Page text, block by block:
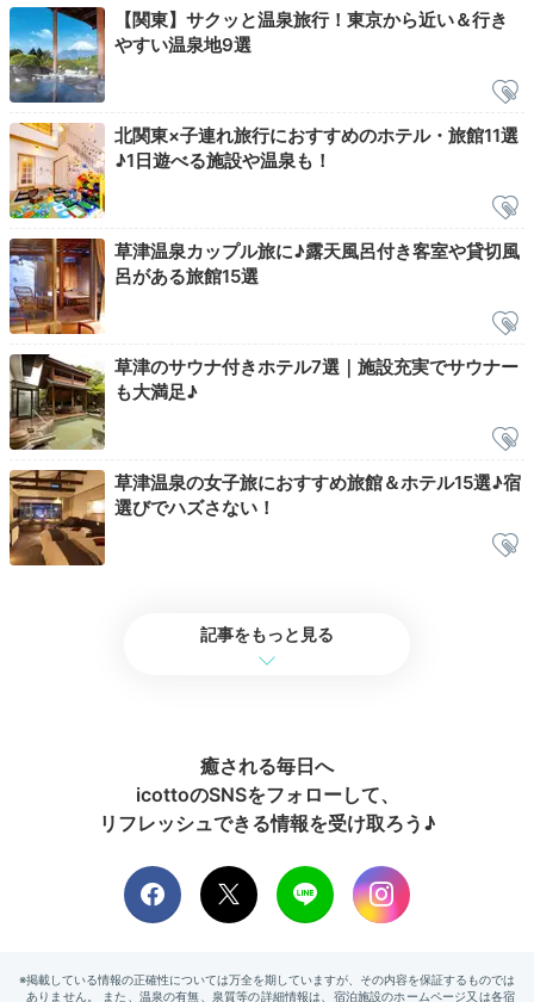
Onsen
22:00
広々とした
大浴場で全身伸ばして
せっかく草津まで来たので、客室露天以外の湯巡りもし
てみましょう！館内には大浴場や貸切露天風呂が23種
類も。広～い湯舟で全身をのびのび伸ばしてリラック
貸切露天風呂で
【関東】サクッと温泉旅行！東京から近い＆行き
やすい温泉地9選
北関東×子連れ旅行におすすめのホテル・旅館11選
♪1日遊べる施設や温泉も！
草津温泉カップル旅に♪露天風呂付き客室や貸切風
呂がある旅館15選
草津のサウナ付きホテル7選｜施設充実でサウナー
も大満足♪
草津温泉の女子旅におすすめ旅館＆ホテル15選♪宿
選びでハズさない！
記事をもっと見る
癒される毎日へ
icottoのSNSをフォローして、
リフレッシュできる情報を受け取ろう♪